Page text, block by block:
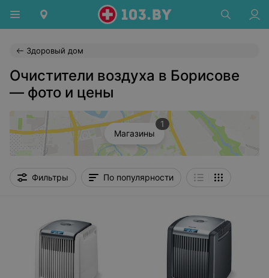
Здоровый дом
Очистители воздуха в Борисове
— фото и цены
Магазины
1
Фильтры По популярности